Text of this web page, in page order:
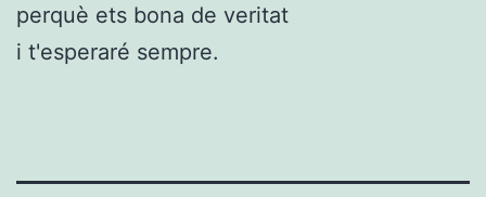
perquè ets bona de veritat
i t'esperaré sempre.